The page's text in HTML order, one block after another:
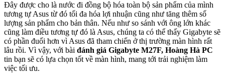
Đây được cho là nước đi đồng bộ hóa toàn bộ sản phẩm của mình
tương tự Asus từ đó tối đa hóa lợi nhuận cũng như tăng thêm số
lượng sản phẩm cho bản thân. Nếu như so sánh với ông lớn khác
cũng làm điều tương tự đó là Asus, chúng ta có thể thấy Gigabyte sẽ
có phần đuối hơn vì Asus đã tham chiến ở thị trường màn hình rất
lâu rồi. Vì vậy, với bài đánh giá Gigabyte M27F, Hoàng Hà PC
tin bạn sẽ có lựa chọn tốt về màn hình, mang tới trải nghiệm làm
việc tối ưu.